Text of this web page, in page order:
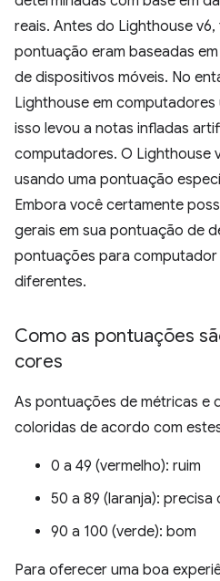
reais. Antes do Lighthouse
pontuação eram baseadas
de dispositivos móveis. No
Lighthouse em computadores
isso levou a notas infladas
computadores. O Lighthouse
usando uma pontuação
Embora você certamente
gerais em sua pontuação de
pontuações para
diferentes.
Como as pontuações
cores
As pontuações de métricas e
coloridas de acordo com
0 a 49 (vermelho): ruim
50 a 89 (laranja): precisa
90 a 100 (verde): bom
Para oferecer uma boa